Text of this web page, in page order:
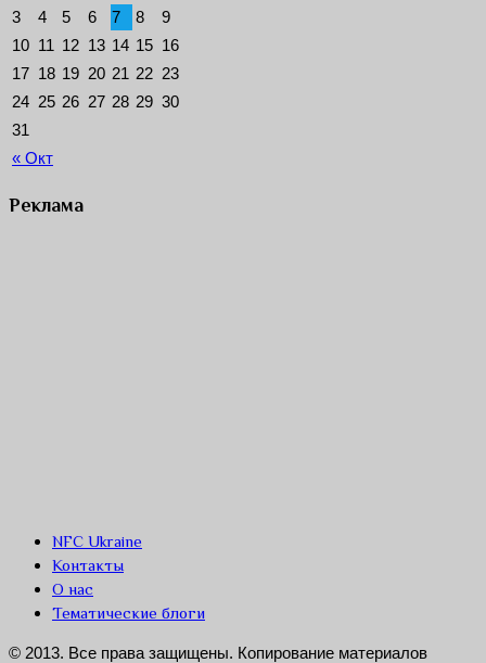
« Окт
3
4 5 6 7 8
9
10 11 12 13 14 15 16
17 18 19 20 21 22 23
24 25 26 27 28 29 30
31
Реклама
NFC Ukraine
Контакты
О нас
Тематические блоги
© 2013. Все права защищены. Копирование материалов